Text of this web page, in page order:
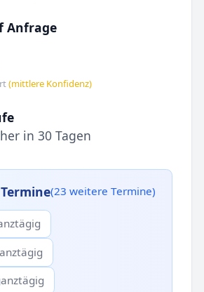
Anfrage
(mittlere Konfidenz)
in 30 Tagen
(23 weitere Termine)